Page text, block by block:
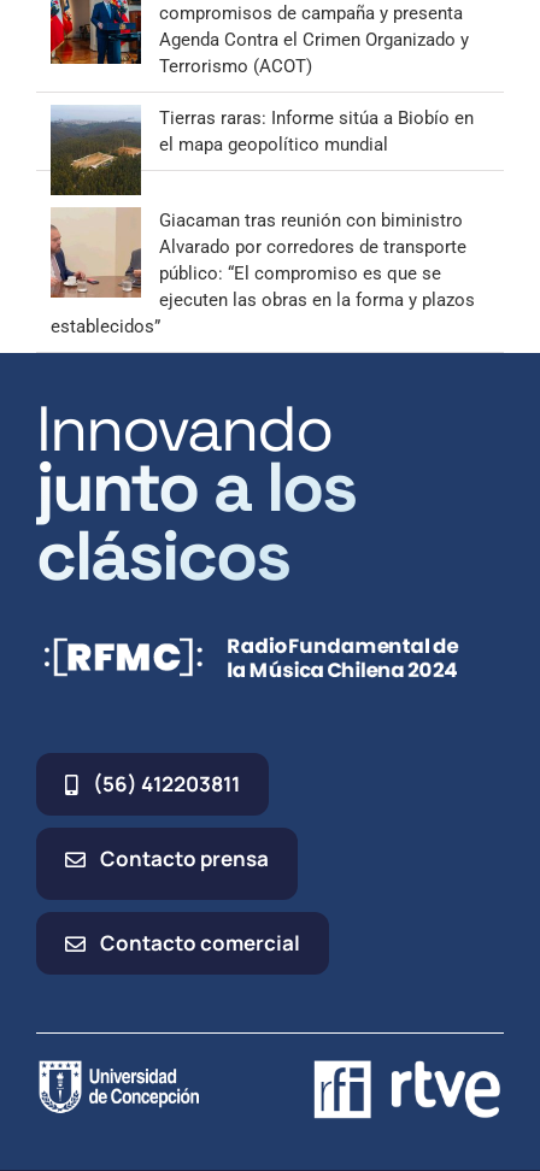
compromisos de campaña y presenta
Agenda Contra el Crimen Organizado y
Terrorismo (ACOT)
Tierras raras: Informe sitúa a Biobío en
el mapa geopolítico mundial
Giacaman tras reunión con biministro
Alvarado por corredores de transporte
público: “El compromiso es que se
ejecuten las obras en la forma y plazos
establecidos”
Innovando
junto a los
clásicos
(56) 412203811
Contacto prensa
Contacto comercial